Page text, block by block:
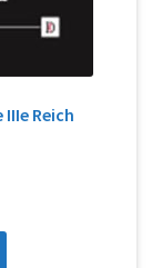
Reich